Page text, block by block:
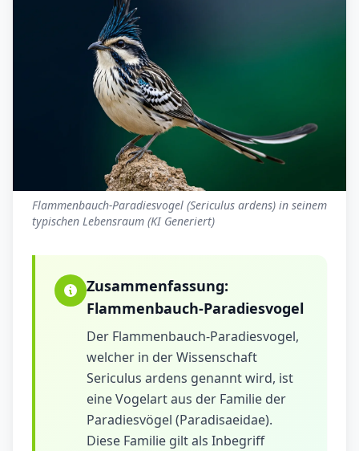
Flammenbauch-Paradiesvogel (Sericulus ardens) in seinem
typischen Lebensraum (KI Generiert)
Zusammenfassung:
Flammenbauch-Paradiesvogel
Der Flammenbauch-Paradiesvogel,
welcher in der Wissenschaft
Sericulus ardens genannt wird, ist
eine Vogelart aus der Familie der
Paradiesvögel (Paradisaeidae).
Diese Familie gilt als Inbegriff